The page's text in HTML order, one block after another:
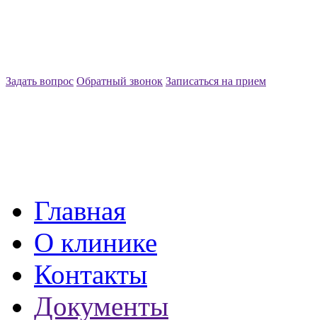
Задать вопрос Обратный звонок Записаться на прием
Главная
О клинике
Контакты
Документы